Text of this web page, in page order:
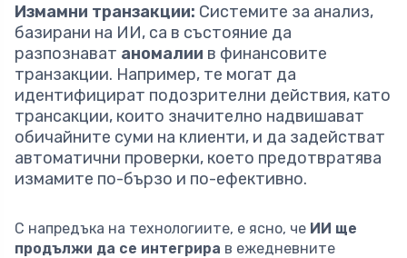
Измамни транзакции: Системите за анализ,
базирани на ИИ, са в състояние да
разпознават аномалии в финансовите
транзакции. Например, те могат да
идентифицират подозрителни действия, като
трансакции, които значително надвишават
обичайните суми на клиенти, и да задействат
автоматични проверки, което предотвратява
измамите по-бързо и по-ефективно.
С напредъка на технологиите, е ясно, че ИИ ще
продължи да се интегрира в ежедневните